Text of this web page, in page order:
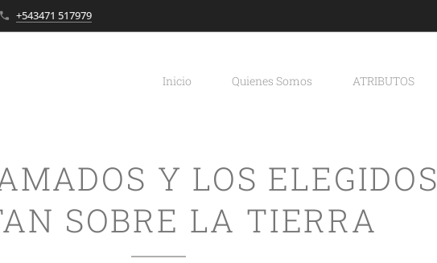
+543471 517979
Inicio Quienes Somos ATRIBUTOS
Y LOS ELEGIDOS
SOBRE LA TIERRA